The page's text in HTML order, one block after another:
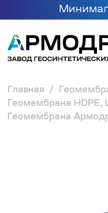
Главная
Геомембрана HDPE,
Геомембрана